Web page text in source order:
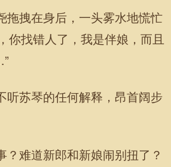
拖拽在身后，一头雾水地慌忙
你找错人了，我是伴娘，而且
听苏琴的任何解释，昂首阔步
？难道新郎和新娘闹别扭了？